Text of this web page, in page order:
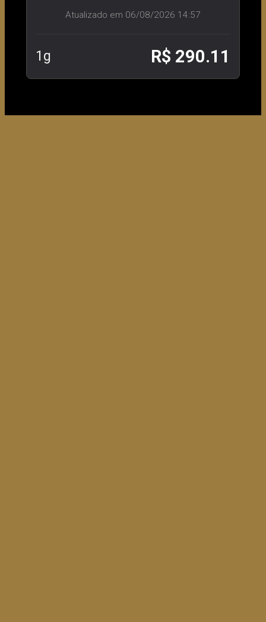
Atualizado em 06/08/2026 14:57
1g R$ 290.11